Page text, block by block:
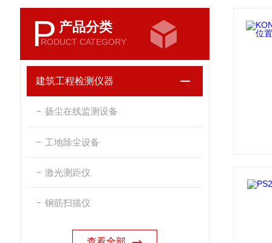
P 产品分类
RODUCT CATEGORY
建筑工程检测仪器
扬尘在线监测设备
工地除尘设备
激光测距仪
钢筋扫描仪